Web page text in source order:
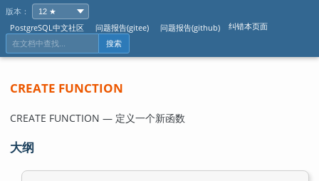
版本：
PostgreSQL中文社区
问题报告(gitee) 问题报告(github) 纠错本页面
搜索
CREATE FUNCTION
CREATE FUNCTION — 定义一个新函数
大纲